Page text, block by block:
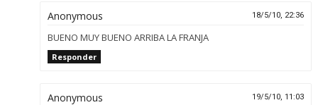
Anonymous 18/5/10, 22:36
BUENO MUY BUENO ARRIBA LA FRANJA
Responder
Anonymous 19/5/10, 11:03